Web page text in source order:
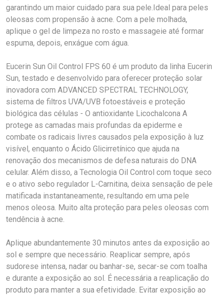
garantindo um maior cuidado para sua pele.Ideal para peles
oleosas com propensão à acne. Com a pele molhada,
aplique o gel de limpeza no rosto e massageie até formar
espuma, depois, enxágue com água.
Eucerin Sun Oil Control FPS 60 é um produto da linha Eucerin
Sun, testado e desenvolvido para oferecer proteção solar
inovadora com ADVANCED SPECTRAL TECHNOLOGY,
sistema de filtros UVA/UVB fotoestáveis e proteção
biológica das células - O antioxidante Licochalcona A
protege as camadas mais profundas da epiderme e
combate os radicais livres causados pela exposição à luz
visível, enquanto o Ácido Glicirretínico que ajuda na
renovação dos mecanismos de defesa naturais do DNA
celular. Além disso, a Tecnologia Oil Control com toque seco
e o ativo sebo regulador L-Carnitina, deixa sensação de pele
matificada instantaneamente, resultando em uma pele
menos oleosa. Muito alta proteção para peles oleosas com
tendência à acne.
Aplique abundantemente 30 minutos antes da exposição ao
sol e sempre que necessário. Reaplicar sempre, após
sudorese intensa, nadar ou banhar-se, secar-se com toalha
e durante a exposição ao sol. É necessária a reaplicação do
produto para manter a sua efetividade. Evitar exposição ao